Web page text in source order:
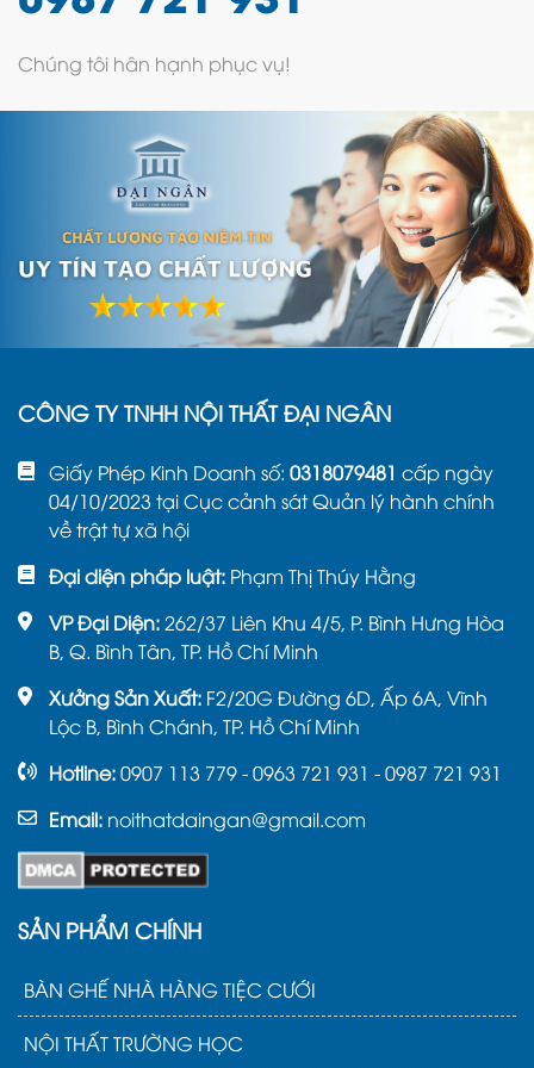
dép để lung tung sẽ chiếm nhiều diện tích
cảm giác không thiện cảm chút nào. Và với
kệ để dép nhỏ gọn, bạn sẽ giải quyết được
vấn đề đó, giải pháp tối ưu không gian cho
gia đình bạn, thiết kế gọn nhẹ, dễ dàng di
chuyển.
Trang trí không gian trong nhà bạn trở nên
tiện nghi hơn:Kệ dép hiện nay được thiết kế
nhiều kiểu dáng đa dạng, màu sắc cũng
như chất liệu, đảm bảo góp phần giúp ngôi
mỹ cao hơn. Kết hợp thêm một vài vật nhỏ
thêm điểm nổi bật, ấn tượng cho ngôi nhà.
3. Các mẫu kệ dép được ưa
chuộng tại Nội thất Đại Ngân
Chúng tôi hân hạnh phục vụ!
CÔNG TY TNHH NỘI THẤT ĐẠI NGÂN
Giấy Phép Kinh Doanh số: 0318079481 cấp ngày
04/10/2023 tại Cục cảnh sát Quản lý hành chính
về trật tự xã hội
Đại diện pháp luật: Phạm Thị Thúy Hằng
VP Đại Diện:262/37 Liên Khu 4/5, P. Bình Hưng Hòa
B, Q. Bình Tân, TP. Hồ Chí Minh
Xưởng Sản Xuất: F2/20G Đường 6D, Ấp 6A, Vĩnh
Lộc B, Bình Chánh, TP. Hồ Chí Minh
Hotline:0907 113 779 - 0963 721 931 - 0987 721 931
Email: noithatdaingan@gmail.com
SẢN PHẨM CHÍNH
BÀN GHẾ NHÀ HÀNG TIỆC CƯỚI
NỘI THẤT TRƯỜNG HỌC